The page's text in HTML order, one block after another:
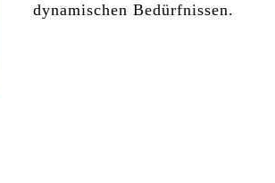
dynamischen Bedürfnissen.